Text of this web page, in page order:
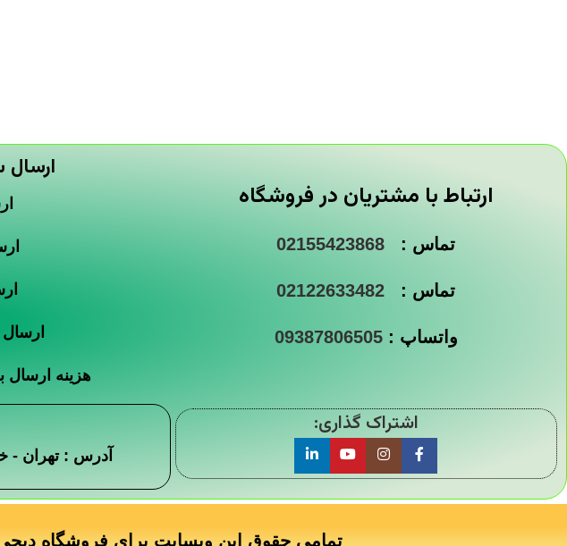
ارتباط با مشتریان در فروشگاه
تماس : 02155423868
تماس : 02122633482
واتساپ :09387806505
هزینه ارسال
اشتراک گذاری:
آدرس : تهران -
تمامی حقوق این وبسایت برای فروشگاه